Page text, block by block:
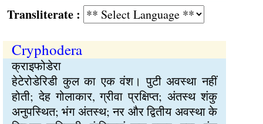
:
Cryphodera
क्राइफोडेरा
हेटेरोडेरिडी कुल का एक वंश। पुटी अवस्था नहीं
होती; देह गोलाकार, ग्रीवा प्रक्षिप्त; अंतस्थ शंकु
अनुपस्थित; भंग अंतस्थ; नर और द्वितीय अवस्था के